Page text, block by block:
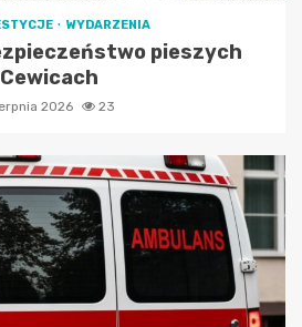
WYDARZENIA
pieszych
2026 23